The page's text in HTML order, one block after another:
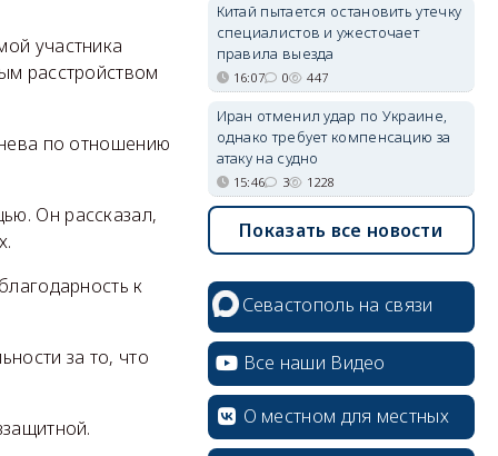
участника
расстройством
по отношению
Он рассказал,
к
за то, что
Китай пытается остановить утечку
специалистов и ужесточает
правила выезда
16:07 0 447
Иран отменил удар по Украине,
однако требует компенсацию за
атаку на судно
15:46 3 1228
Показать все новости
Севастополь на связи
Все наши Видео
О местном для местных